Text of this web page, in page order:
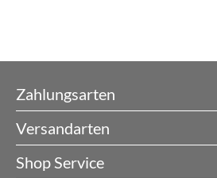
Zahlungsarten
Versandarten
Shop Service